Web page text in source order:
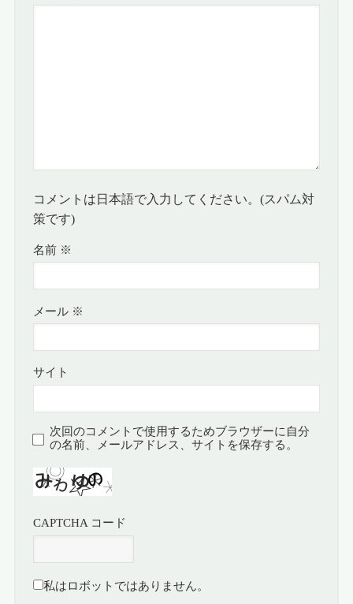
コメントは日本語で入力してください。(スパム対
策です)
名前 ※
メール ※
サイト
次回のコメントで使用するためブラウザーに自分
の名前、メールアドレス、サイトを保存する。
CAPTCHA コード
私はロボットではありません。